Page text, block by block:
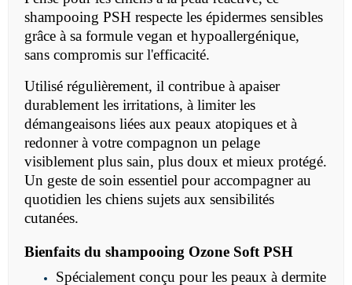
shampooing PSH respecte les épidermes sensibles
grâce à sa formule vegan et hypoallergénique,
sans compromis sur l'efficacité.
Utilisé régulièrement, il contribue à apaiser
durablement les irritations, à limiter les
démangeaisons liées aux peaux atopiques et à
redonner à votre compagnon un pelage
visiblement plus sain, plus doux et mieux protégé.
Un geste de soin essentiel pour accompagner au
quotidien les chiens sujets aux sensibilités
cutanées.
Bienfaits du shampooing Ozone Soft PSH
Spécialement conçu pour les peaux à dermite